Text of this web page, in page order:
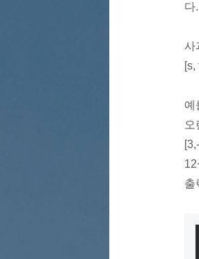
다.
사
[s,
예
오
출